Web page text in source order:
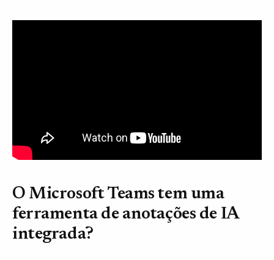
O Microsoft Teams tem uma
ferramenta de anotações de IA
integrada?